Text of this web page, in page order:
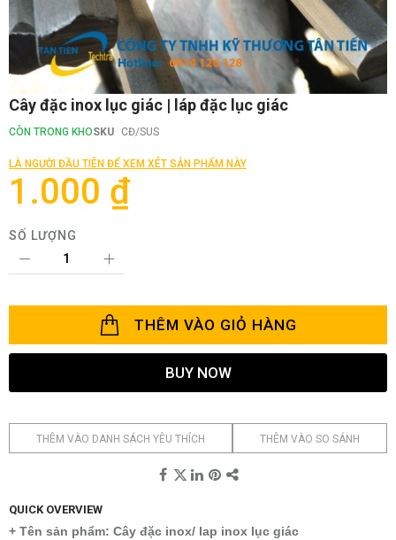
Chuyển
phần
của
thư
hình
Cây đặc inox lục giác | láp đặc lục giác
CÒN TRONG KHOSKU CĐ/SUS
LÀ NGƯỜI ĐẦU TIÊN ĐỂ XEM XÉT SẢN PHẨM NÀY
1.000 ₫
SỐ LƯỢNG
THÊM VÀO GIỎ HÀNG
BUY NOW
THÊM VÀO DANH SÁCH YÊU THÍCH THÊM VÀO SO SÁNH
QUICK OVERVIEW
+ Tên sản phẩm: Cây đặc inox/ lap inox lục giác